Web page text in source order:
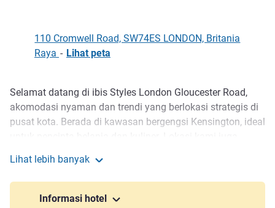
110 Cromwell Road, SW74ES LONDON, Britania
Raya - Lihat peta
Deskripsi
Selamat datang di ibis Styles London Gloucester Road,
akomodasi nyaman dan trendi yang berlokasi strategis di
pusat kota. Berada di kawasan bergengsi Kensington, ideal
London, termasuk Science Museum, Victoria and Albert
Museum, dan Natural History Museum. Stasiun tube
Gloucester Road hanya 2 menit jalan kaki, dengan koneksi
Lihat lebih banyak
Informasi hotel